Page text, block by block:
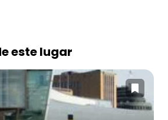
este lugar